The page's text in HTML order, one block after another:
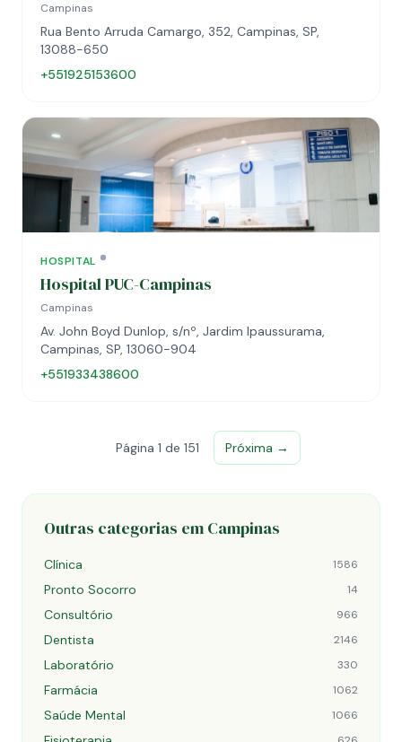
Campinas
Rua Bento Arruda Camargo, 352, Campinas, SP,
13088-650
+551925153600
HOSPITAL
Hospital PUC-Campinas
Campinas
Av. John Boyd Dunlop, s/nº, Jardim Ipaussurama,
Campinas, SP, 13060-904
+551933438600
Página 1 de 151 Próxima →
Outras categorias em Campinas
Clínica 1586
Pronto Socorro 14
Consultório 966
Dentista 2146
Laboratório 330
Farmácia 1062
Saúde Mental 1066